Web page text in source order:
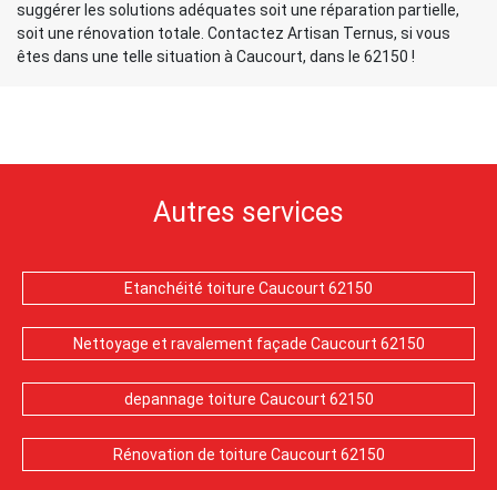
suggérer les solutions adéquates soit une réparation partielle,
soit une rénovation totale. Contactez Artisan Ternus, si vous
êtes dans une telle situation à Caucourt, dans le 62150 !
Autres services
Etanchéité toiture Caucourt 62150
Nettoyage et ravalement façade Caucourt 62150
depannage toiture Caucourt 62150
Rénovation de toiture Caucourt 62150